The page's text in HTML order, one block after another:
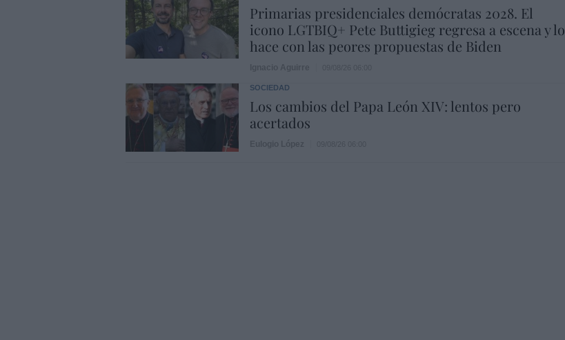
Primarias presidenciales demócratas 2028. El
icono LGTBIQ+ Pete Buttigieg regresa a escena y lo
hace con las peores propuestas de Biden
SOCIEDAD
Los cambios del Papa León XIV: lentos pero
acertados